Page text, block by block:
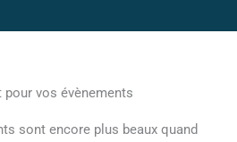
vos évènements
sont encore plus beaux quand